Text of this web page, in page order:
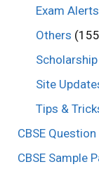
Exam Alerts
Others
Scholarship
Site
Tips &
CBSE
CBSE Sample